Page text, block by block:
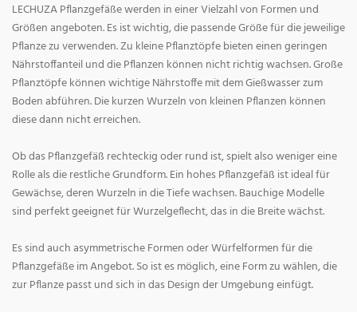
LECHUZA Pflanzgefäße werden in einer Vielzahl von Formen und
Größen angeboten. Es ist wichtig, die passende Größe für die jeweilige
Pflanze zu verwenden. Zu kleine Pflanztöpfe bieten einen geringen
Nährstoffanteil und die Pflanzen können nicht richtig wachsen. Große
Pflanztöpfe können wichtige Nährstoffe mit dem Gießwasser zum
Boden abführen. Die kurzen Wurzeln von kleinen Pflanzen können
diese dann nicht erreichen.
Ob das Pflanzgefäß rechteckig oder rund ist, spielt also weniger eine
Rolle als die restliche Grundform. Ein hohes Pflanzgefäß ist ideal für
Gewächse, deren Wurzeln in die Tiefe wachsen. Bauchige Modelle
sind perfekt geeignet für Wurzelgeflecht, das in die Breite wächst.
Es sind auch asymmetrische Formen oder Würfelformen für die
Pflanzgefäße im Angebot. So ist es möglich, eine Form zu wählen, die
zur Pflanze passt und sich in das Design der Umgebung einfügt.